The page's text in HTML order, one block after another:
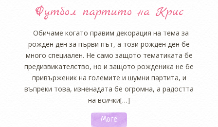
Футбол партито на Крис
Обичаме когато правим декорация на тема за
рожден ден за първи път, а този рожден ден бе
много специален. Не само защото тематиката бе
предизвикателство, но и защото рожденика не бе
привърженик на големите и шумни партита, и
въпреки това, изненадата бе огромна, а радостта
на всички[…]
More